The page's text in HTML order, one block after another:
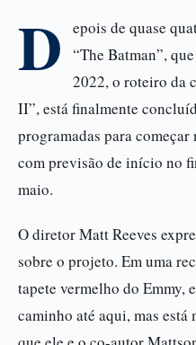
D
epois de quase
“The Batman”,
2022, o roteiro da
II”, está finalmente
programadas para
com previsão de início no
maio.
O diretor Matt Reeves
sobre o projeto. Em uma
tapete vermelho do Emmy,
caminho até aqui, mas